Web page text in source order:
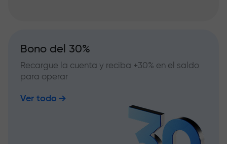
Bono del 30%
Recargue la cuenta y reciba +30% en el saldo
para operar
Ver todo